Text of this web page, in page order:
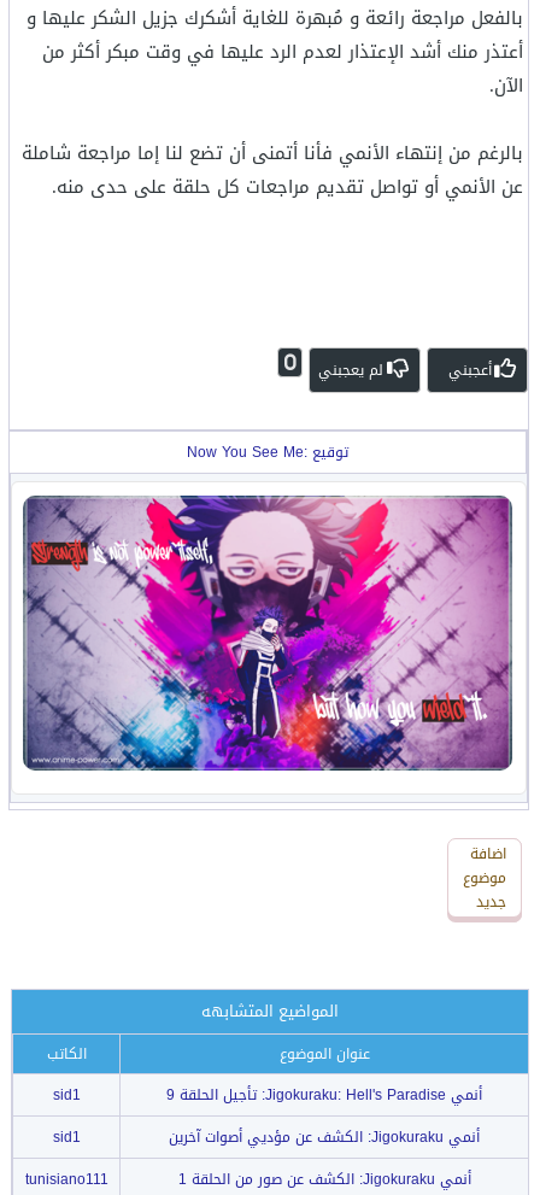
بالفعل مراجعة رائعة و مُبهرة للغاية أشكرك جزيل الشكر عليها و
أعتذر منك أشد الإعتذار لعدم الرد عليها في وقت مبكر أكثر من
الآن.
بالرغم من إنتهاء الأنمي فأنا أتمنى أن تضع لنا إما مراجعة شاملة
عن الأنمي أو تواصل تقديم مراجعات كل حلقة على حدى منه.
أعجبني لم يعجبني 0
توقيع :Now You See Me
اضافة
رد
جديد
اضافة
موضوع
جديد
المواضيع المتشابهه
عنوان الموضوع
الكاتب
أنمي Jigokuraku: Hell's Paradise: تأجيل الحلقة 9
sid1
أنمي Jigokuraku: الكشف عن مؤديي أصوات آخرين
sid1
أنمي Jigokuraku: الكشف عن صور من الحلقة 1
tunisiano111